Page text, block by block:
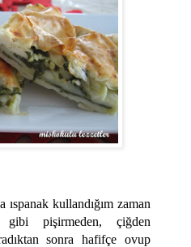
kullandığım zaman
gibi pişirmeden, çiğden
sonra hafifçe ovup